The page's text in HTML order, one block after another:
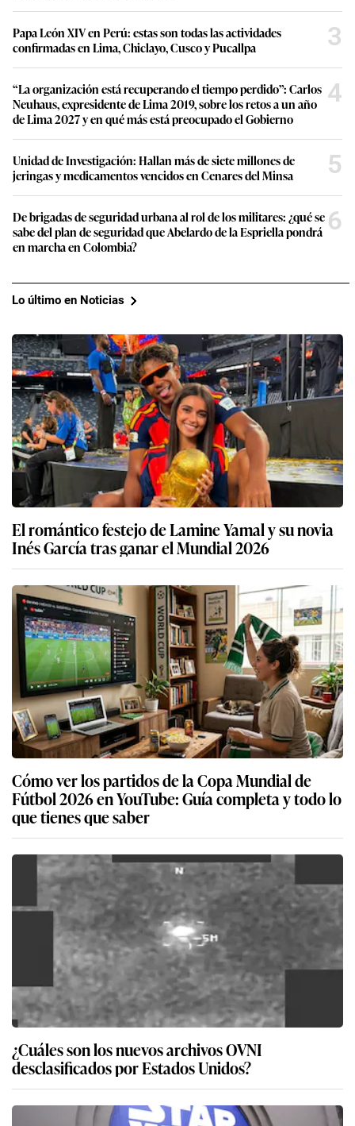
Papa León XIV en Perú: estas son todas las actividades
confirmadas en Lima, Chiclayo, Cusco y Pucallpa
3
“La organización está recuperando el tiempo perdido”: Carlos
Neuhaus, expresidente de Lima 2019, sobre los retos a un año
de Lima 2027 y en qué más está preocupado el Gobierno
4
Unidad de Investigación: Hallan más de siete millones de
jeringas y medicamentos vencidos en Cenares del Minsa
5
De brigadas de seguridad urbana al rol de los militares: ¿qué se
sabe del plan de seguridad que Abelardo de la Espriella pondrá
en marcha en Colombia?
6
Lo último en Noticias
El romántico festejo de Lamine Yamal y su novia
Inés García tras ganar el Mundial 2026
Cómo ver los partidos de la Copa Mundial de
Fútbol 2026 en YouTube: Guía completa y todo lo
que tienes que saber
¿Cuáles son los nuevos archivos OVNI
desclasificados por Estados Unidos?